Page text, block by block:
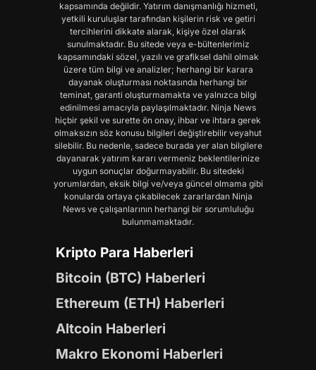
kapsamında değildir. Yatırım danışmanlığı hizmeti,
yetkili kuruluşlar tarafından kişilerin risk ve getiri
tercihlerini dikkate alarak, kişiye özel olarak
sunulmaktadır. Bu sitede veya e-bültenlerimiz
kapsamındaki sözel, yazılı ve grafiksel dahil olmak
üzere tüm bilgi ve analizler; herhangi bir karara
dayanak oluşturması noktasında herhangi bir
teminat, garanti oluşturmamakta ve yalnızca bilgi
edinilmesi amacıyla paylaşılmaktadır. Ninja News
hiçbir şekil ve surette ön onay, ihbar ve ihtara gerek
olmaksızın söz konusu bilgileri değiştirebilir veyahut
silebilir. Bu nedenle, sadece burada yer alan bilgilere
dayanarak yatırım kararı vermeniz beklentilerinize
uygun sonuçlar doğurmayabilir. Bu sitedeki
yorumlardan, eksik bilgi ve/veya güncel olmama gibi
konularda ortaya çıkabilecek zararlardan Ninja
News ve çalışanlarının herhangi bir sorumluluğu
bulunmamaktadır.
Kripto Para Haberleri
Bitcoin (BTC) Haberleri
Ethereum (ETH) Haberleri
Altcoin Haberleri
Makro Ekonomi Haberleri